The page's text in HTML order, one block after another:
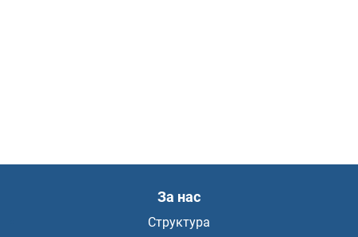
За нас
Структура